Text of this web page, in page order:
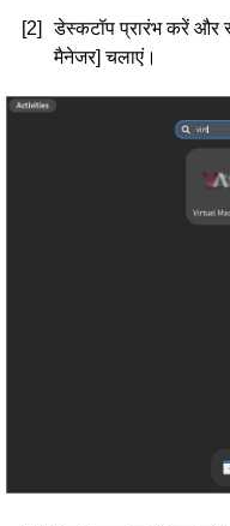
[2]
डेस्कटॉप प्रारंभ करें और
मैनेजर] चलाएं।